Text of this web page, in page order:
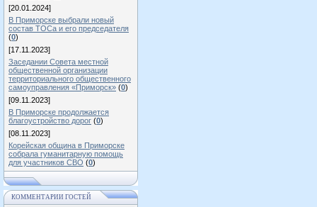
[20.01.2024]
В Приморске выбрали новый
состав ТОСа и его председателя
(0)
[17.11.2023]
Заседании Совета местной
общественной организации
территориального общественного
самоуправления «Приморск» (0)
[09.11.2023]
В Приморске продолжается
благоустройство дорог (0)
[08.11.2023]
Корейская община в Приморске
собрала гуманитарную помощь
для участников СВО (0)
КОММЕНТАРИИ ГОСТЕЙ